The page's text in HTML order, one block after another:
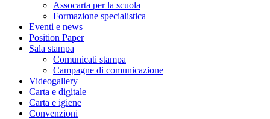
Assocarta per la scuola
Formazione specialistica
Eventi e news
Position Paper
Sala stampa
Comunicati stampa
Campagne di comunicazione
Videogallery
Carta e digitale
Carta e igiene
Convenzioni